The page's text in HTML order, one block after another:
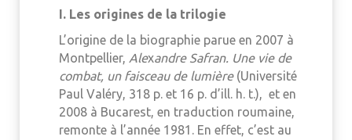
I. Les origines de la trilogie
L’origine de la biographie parue en 2007 à
Montpellier, Alexandre Safran. Une vie de
combat, un faisceau de lumière(Université
Paul Valéry, 318 p. et 16 p. d’ill. h. t.), et en
2008 à Bucarest, en traduction roumaine,
remonte à l’année 1981. En effet, c’est au